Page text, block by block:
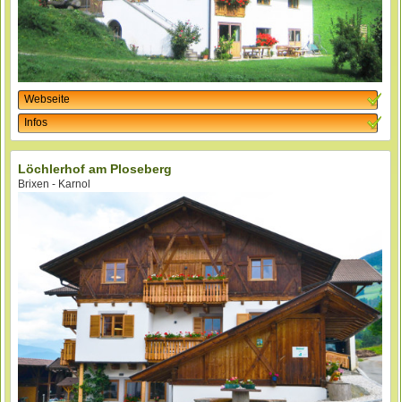
Webseite
Infos
Löchlerhof am Ploseberg
Brixen - Karnol